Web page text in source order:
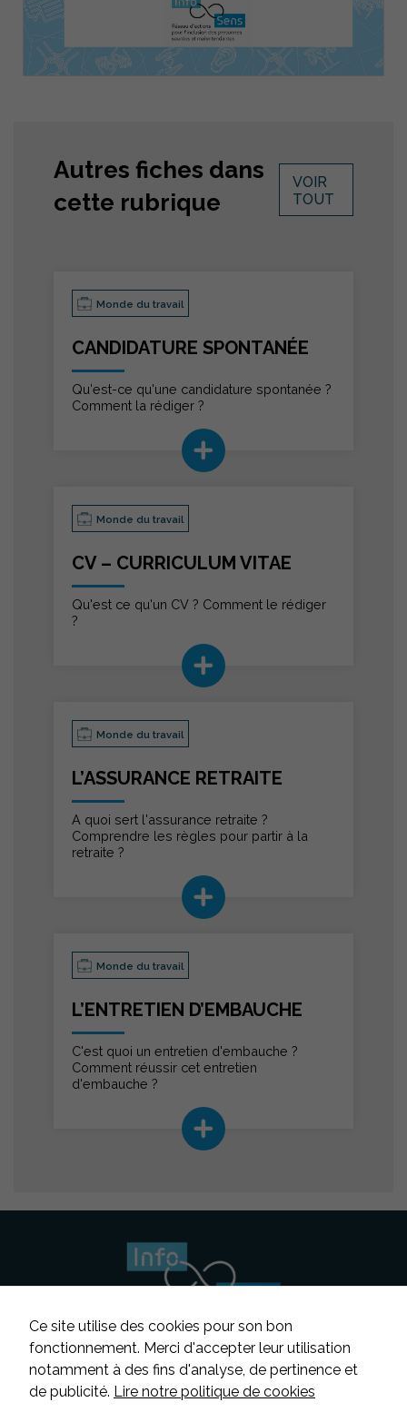
Autres fiches dans
cette rubrique
VOIR
TOUT
Monde du travail
CANDIDATURE SPONTANÉE
Qu'est-ce qu'une candidature spontanée ?
Comment la rédiger ?
Monde du travail
CV – CURRICULUM VITAE
Qu'est ce qu'un CV ? Comment le rédiger
?
Monde du travail
L’ASSURANCE RETRAITE
A quoi sert l'assurance retraite ?
Comprendre les règles pour partir à la
retraite ?
Monde du travail
L’ENTRETIEN D’EMBAUCHE
C'est quoi un entretien d'embauche ?
Comment réussir cet entretien
d'embauche ?
Suivez-nous
Ce site utilise des cookies pour son bon
fonctionnement. Merci d'accepter leur utilisation
notamment à des fins d'analyse, de pertinence et
de publicité. Lire notre politique de cookies
Nécessaire
Afin que
nous
améliorer la
et la
structure du
site Web, en